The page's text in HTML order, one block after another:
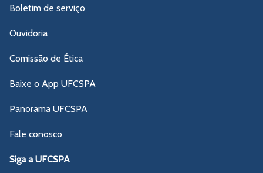
Boletim de serviço
Ouvidoria
Comissão de Ética
Baixe o App UFCSPA
Panorama UFCSPA
Fale conosco
Siga a UFCSPA